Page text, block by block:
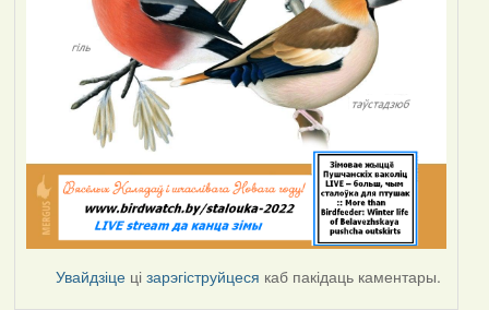
Увайдзіце цізарэгіструйцеся каб пакідаць каментары.